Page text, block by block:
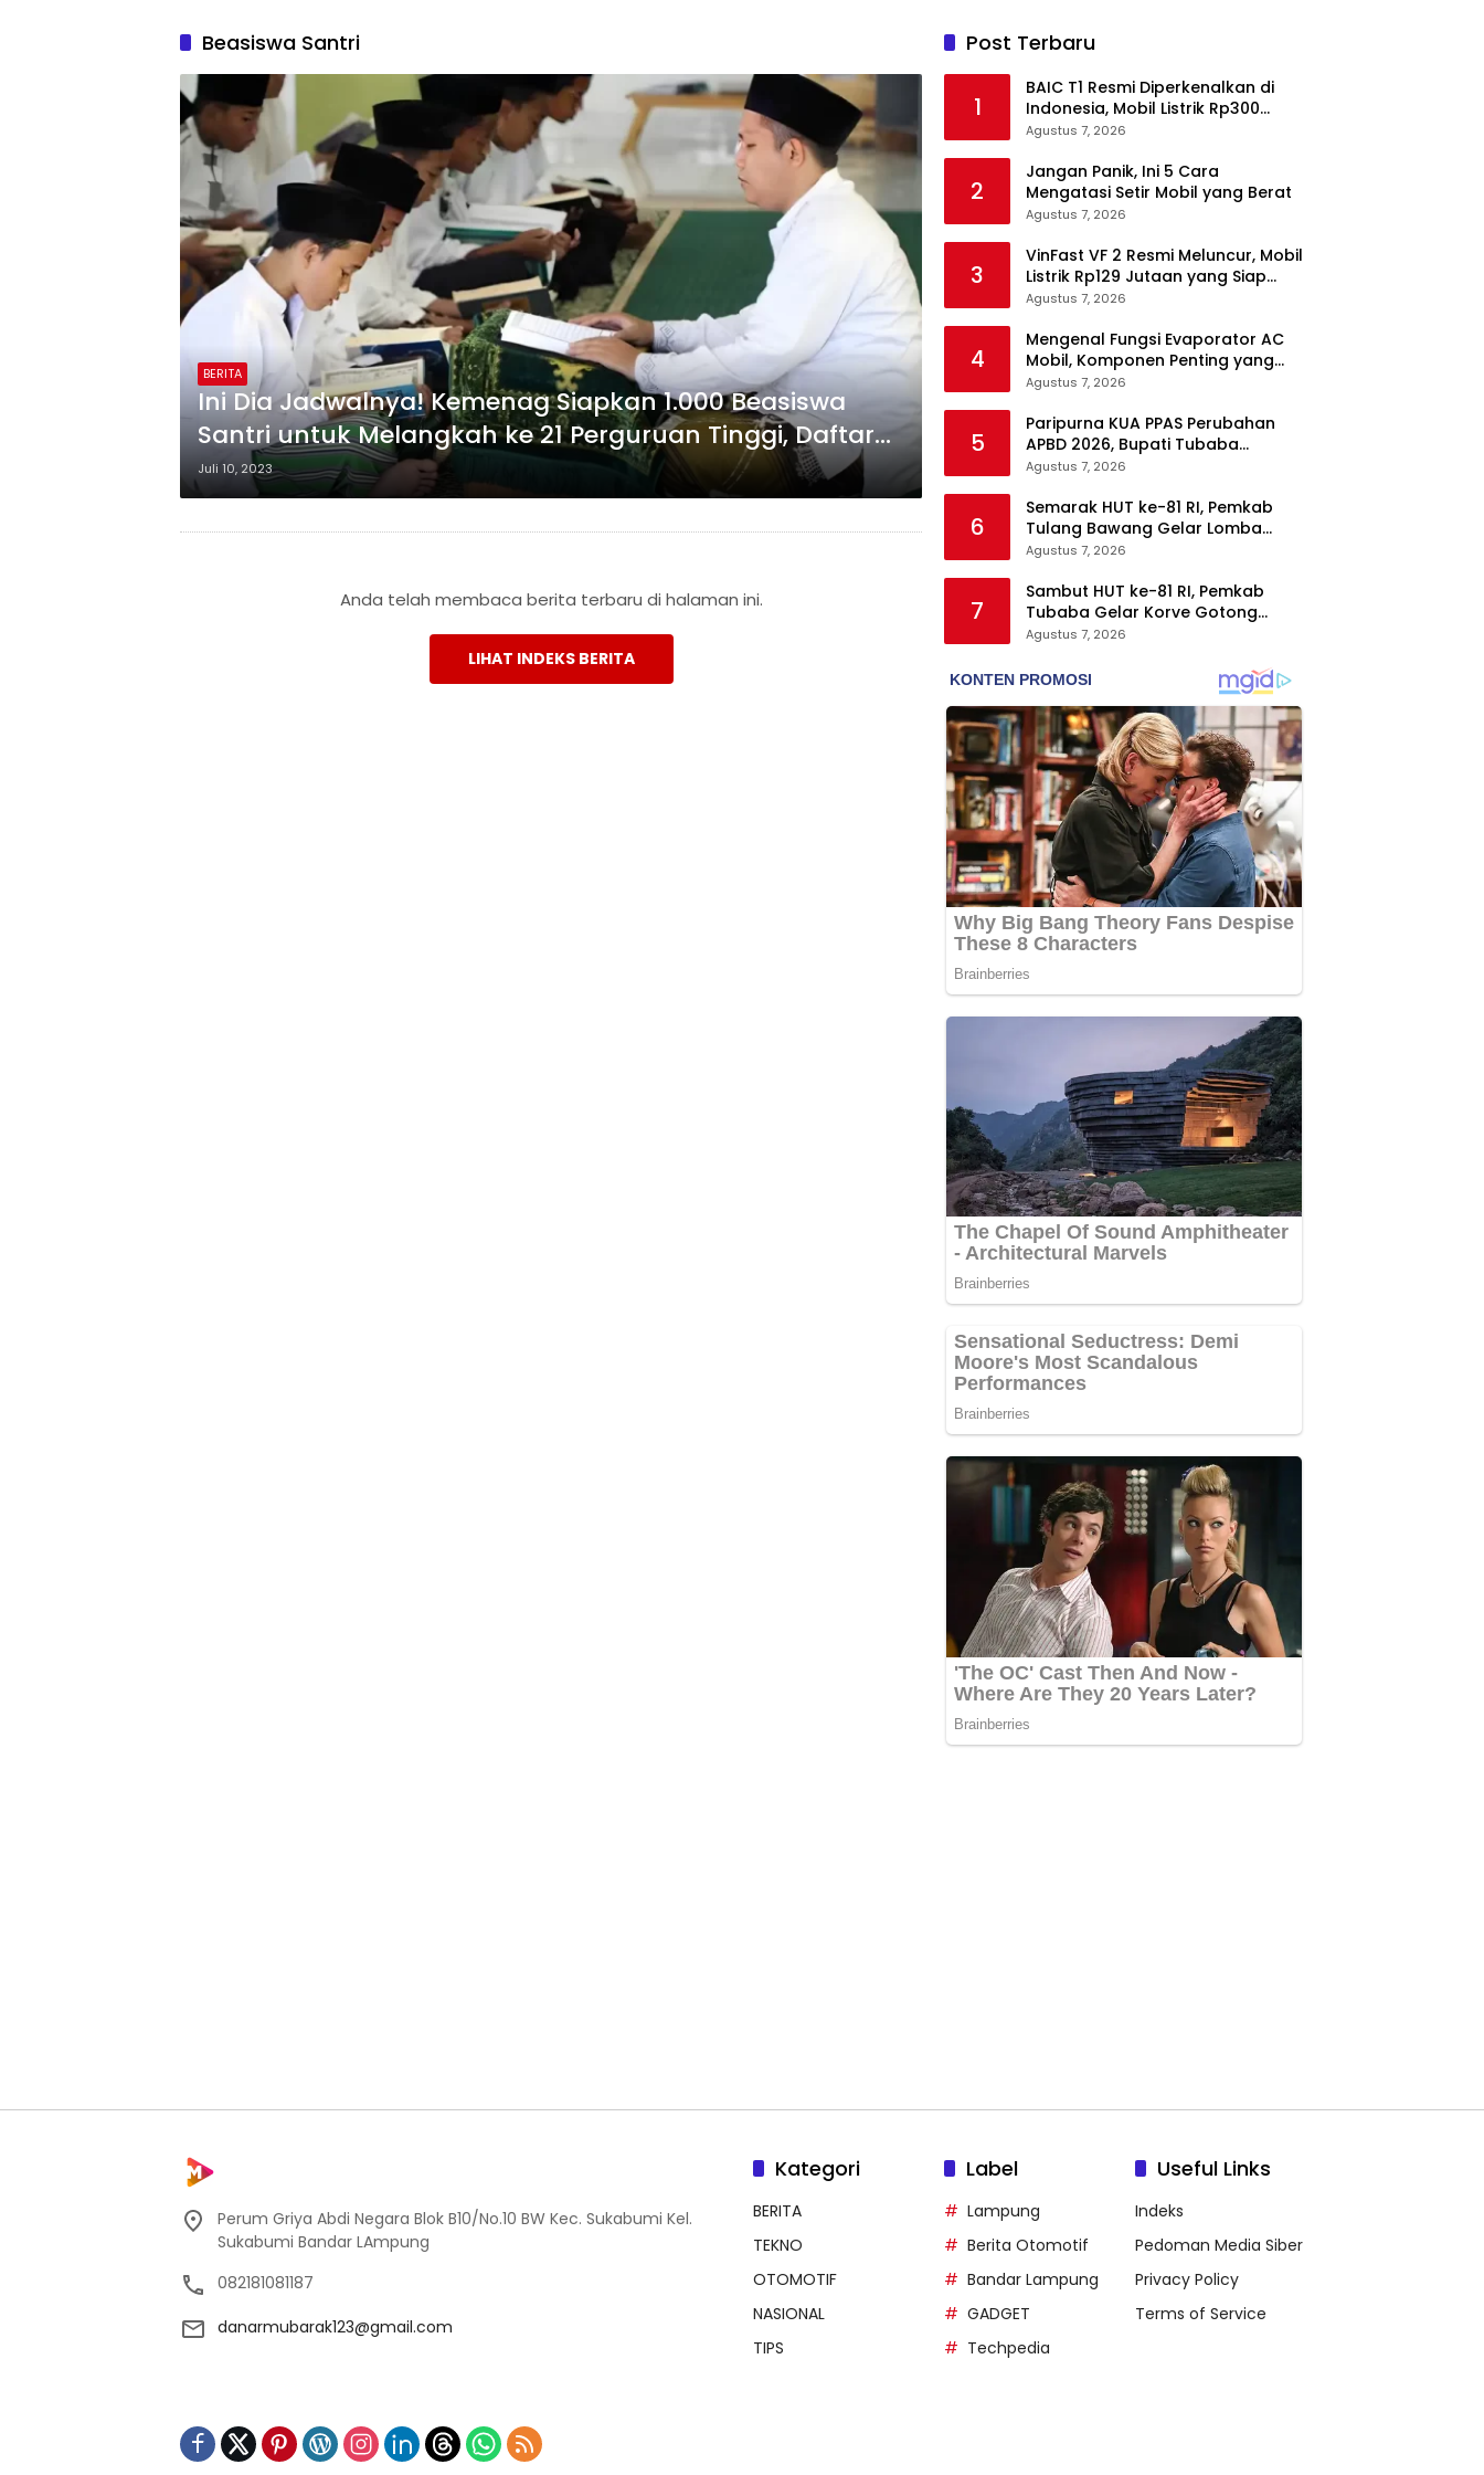
Beasiswa Santri
BERITA
Ini Dia Jadwalnya! Kemenag Siapkan 1.000 Beasiswa
Santri untuk Melangkah ke 21 Perguruan Tinggi, Daftar
Sekarang Juga!
Juli 10, 2023
Anda telah membaca berita terbaru di halaman ini.
LIHAT INDEKS BERITA
Post Terbaru
1
BAIC T1 Resmi Diperkenalkan di
Indonesia, Mobil Listrik Rp300
Jutaan Siap Ramaikan Pasar EV
Agustus 7, 2026
2
Jangan Panik, Ini 5 Cara
Mengatasi Setir Mobil yang Berat
Agustus 7, 2026
3
VinFast VF 2 Resmi Meluncur, Mobil
Listrik Rp129 Jutaan yang Siap
Jadi Alternatif Pengganti Motor
Agustus 7, 2026
4
Mengenal Fungsi Evaporator AC
Mobil, Komponen Penting yang
Sering Terlupakan
Agustus 7, 2026
5
Paripurna KUA PPAS Perubahan
APBD 2026, Bupati Tubaba
Targetkan Pendapatan Daerah
Agustus 7, 2026
6
Semarak HUT ke-81 RI, Pemkab
Tulang Bawang Gelar Lomba
Senam Udang Manis
Agustus 7, 2026
7
Sambut HUT ke-81 RI, Pemkab
Tubaba Gelar Korve Gotong
Royong dan Bersih-Bersih
Agustus 7, 2026
Perum Griya Abdi Negara Blok B10/No.10 BW Kec. Sukabumi Kel.
Sukabumi Bandar LAmpung
082181081187
danarmubarak123@gmail.com
Kategori
BERITA
TEKNO
OTOMOTIF
NASIONAL
TIPS
Label
Lampung
Berita Otomotif
Bandar Lampung
GADGET
Techpedia
Useful Links
Indeks
Pedoman Media Siber
Privacy Policy
Terms of Service